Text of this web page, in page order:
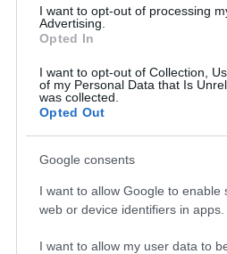
I want to opt-out of processing
Advertising.
Opted In
I want to opt-out of Collection,
of my Personal Data that Is
was collected.
Opted Out
Google consents
I want to allow Google to
web or device identifiers in apps.
I want to allow my user data to